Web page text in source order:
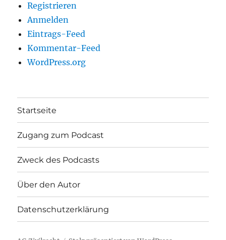
Registrieren
Anmelden
Eintrags-Feed
Kommentar-Feed
WordPress.org
Startseite
Zugang zum Podcast
Zweck des Podcasts
Über den Autor
Datenschutzerklärung